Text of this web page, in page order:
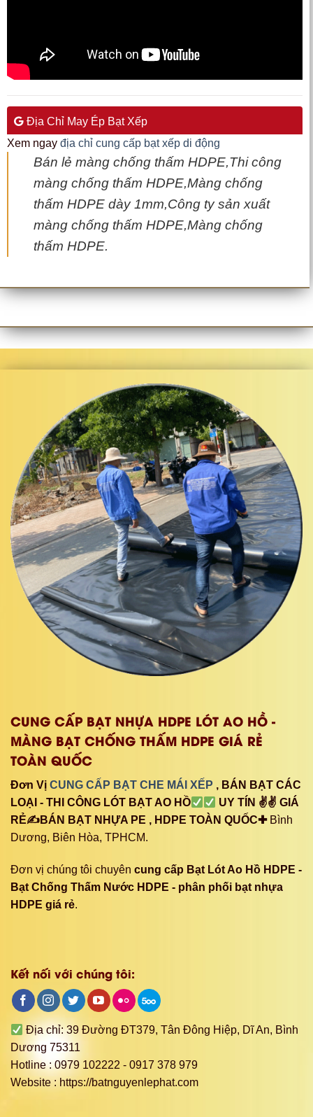
Địa Chỉ May Ép Bạt Xếp
Xem ngay địa chỉ cung cấp bạt xếp di động
Bán lẻ màng chống thấm HDPE,Thi công
màng chống thấm HDPE,Màng chống
thấm HDPE dày 1mm,Công ty sản xuất
màng chống thấm HDPE,Màng chống
thấm HDPE.
CUNG CẤP BẠT NHỰA HDPE LÓT AO HỒ -
MÀNG BẠT CHỐNG THẤM HDPE GIÁ RẺ
TOÀN QUỐC
Đơn Vị CUNG CẤP BẠT CHE MÁI XẾP , BÁN BẠT CÁC
LOẠI - THI CÔNG LÓT BẠT AO HỒ
UY TÍN ✌✌ GIÁ
RẺ✍BÁN BẠT NHỰA PE , HDPE TOÀN QUỐC✚Bình
Dương, Biên Hòa, TPHCM.
Đơn vị chúng tôi chuyên cung cấp Bạt Lót Ao Hồ HDPE -
Bạt Chống Thấm Nước HDPE - phân phối bạt nhựa
HDPE giá rẻ.
Kết nối với chúng tôi:
Địa chỉ: 39 Đường ĐT379, Tân Đông Hiệp, Dĩ An, Bình
Dương 75311
Hotline : 0979 102222 - 0917 378 979
Website : https://batnguyenlephat.com